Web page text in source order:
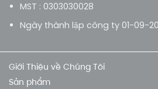
MST : 0303030028
Ngày thành lập công ty 01-09-
Giới Thiệu về Chúng Tôi
Sản phẩm